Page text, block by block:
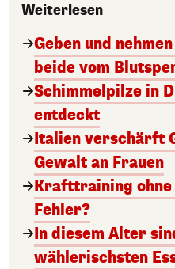
Weiterlesen
Geben und
beide vom
Schimmelpilze in
entdeckt
Italien verschärft
Gewalt an Frauen
Krafttraining
Fehler?
In diesem Alter
wählerischsten